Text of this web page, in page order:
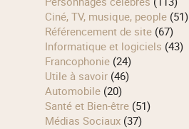
Ciné, TV, musique, people(51)
Référencement de site(67)
Informatique et logiciels (43)
Francophonie(24)
Utile à savoir(46)
Automobile(20)
Santé et Bien-être(51)
Médias Sociaux(37)